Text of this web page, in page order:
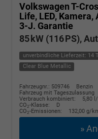
Volkswagen T-
Life, LED, Kamera,
3-J. Garantie
85 kW (116 PS),
unverbindliche Lieferzeit: 14
Clear Blue Metallic
Fahrzeugnr.: 509746
Benzin
Fahrzeug mit Tageszulassung
Verbrauch kombiniert:
5,80
CO2-Klasse:
D
CO2-Emissionen: 132,00 g/
»